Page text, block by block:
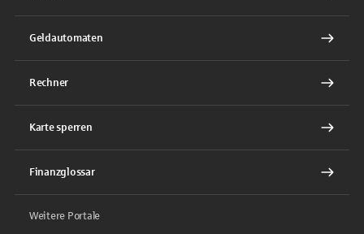
Geldautomaten
Rechner
Karte sperren
Finanzglossar
Weitere Portale